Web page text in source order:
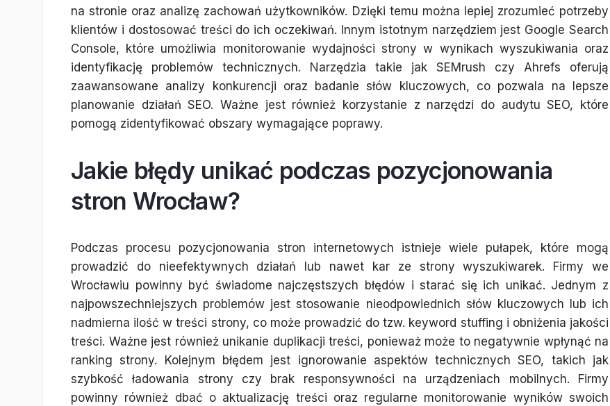
na stronie oraz analizę zachowań użytkowników. Dzięki temu można lepiej zrozumieć potrzeby
klientów i dostosować treści do ich oczekiwań. Innym istotnym narzędziem jest Google Search
Console, które umożliwia monitorowanie wydajności strony w wynikach wyszukiwania oraz
identyfikację problemów technicznych. Narzędzia takie jak SEMrush czy Ahrefs oferują
zaawansowane analizy konkurencji oraz badanie słów kluczowych, co pozwala na lepsze
planowanie działań SEO. Ważne jest również korzystanie z narzędzi do audytu SEO, które
pomogą zidentyfikować obszary wymagające poprawy.
Jakie błędy unikać podczas pozycjonowania
stron Wrocław?
Podczas procesu pozycjonowania stron internetowych istnieje wiele pułapek, które mogą
prowadzić do nieefektywnych działań lub nawet kar ze strony wyszukiwarek. Firmy we
Wrocławiu powinny być świadome najczęstszych błędów i starać się ich unikać. Jednym z
najpowszechniejszych problemów jest stosowanie nieodpowiednich słów kluczowych lub ich
nadmierna ilość w treści strony, co może prowadzić do tzw. keyword stuffing i obniżenia jakości
treści. Ważne jest również unikanie duplikacji treści, ponieważ może to negatywnie wpłynąć na
ranking strony. Kolejnym błędem jest ignorowanie aspektów technicznych SEO, takich jak
szybkość ładowania strony czy brak responsywności na urządzeniach mobilnych. Firmy
powinny również dbać o aktualizację treści oraz regularne monitorowanie wyników swoich